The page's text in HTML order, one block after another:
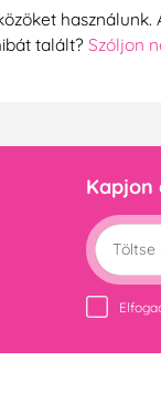
talált? Szóljon
Kapjon